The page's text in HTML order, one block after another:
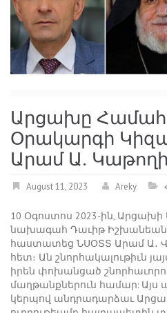
Արցախը
Օրակարգի
Արամ Ա.
August 11, 2023 Areky
10 Օգոստոս 2023-ին, Արցախի
նախագահ Դաւիթ Իշխանեան
հաստատեց ՆՍՕՏՏ Արամ Ա․
հետ։ Ան շնորհակալութիւն
իրեն փոխանցած
մաղթանքներուն համար: Այս
կերպով անդրադարձաւ